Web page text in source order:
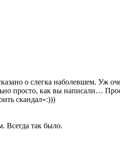
о слегка наболевшем. Уж
просто, как вы написали…
скандал»:)))
Всегда так было.